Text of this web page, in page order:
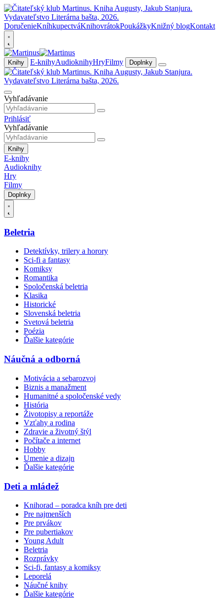
DoručenieKníhkupectváKnihovrátokPoukážkyKnižný blogKontakt
Knihy E-knihyAudioknihyHryFilmy Doplnky
Vyhľadávanie
Prihlásiť
Vyhľadávanie
Knihy
E-knihy
Audioknihy
Hry
Filmy
Doplnky
Beletria
Detektívky, trilery a horory
Sci-fi a fantasy
Komiksy
Romantika
Spoločenská beletria
Klasika
Historické
Slovenská beletria
Svetová beletria
Poézia
Ďalšie kategórie
Náučná a odborná
Motivácia a sebarozvoj
Biznis a manažment
Humanitné a spoločenské vedy
História
Životopisy a reportáže
Vzťahy a rodina
Zdravie a životný štýl
Počítače a internet
Hobby
Umenie a dizajn
Ďalšie kategórie
Deti a mládež
Knihorad – poradca kníh pre deti
Pre najmenších
Pre prvákov
Pre pubertiakov
Young Adult
Beletria
Rozprávky
Sci-fi, fantasy a komiksy
Leporelá
Náučné knihy
Ďalšie kategórie